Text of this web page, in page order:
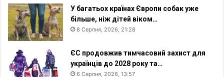
У багатьох країнах Європи собак уже
більше, ніж дітей віком…
8 Серпня, 2026, 21:28
ЄС продовжив тимчасовий захист для
українців до 2028 року та…
6 Серпня, 2026, 13:57